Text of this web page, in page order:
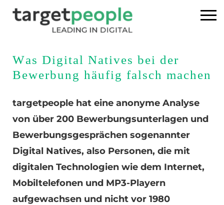
Executive Search
Referenzen
Über uns
News
USA
Was Digital Natives bei der
Bewerbung häufig falsch machen
targetpeople hat eine anonyme Analyse
von über 200 Bewerbungsunterlagen und
Bewerbungsgesprächen sogenannter
Digital Natives, also Personen, die mit
digitalen Technologien wie dem Internet,
Mobiltelefonen und MP3-Playern
aufgewachsen und nicht vor 1980